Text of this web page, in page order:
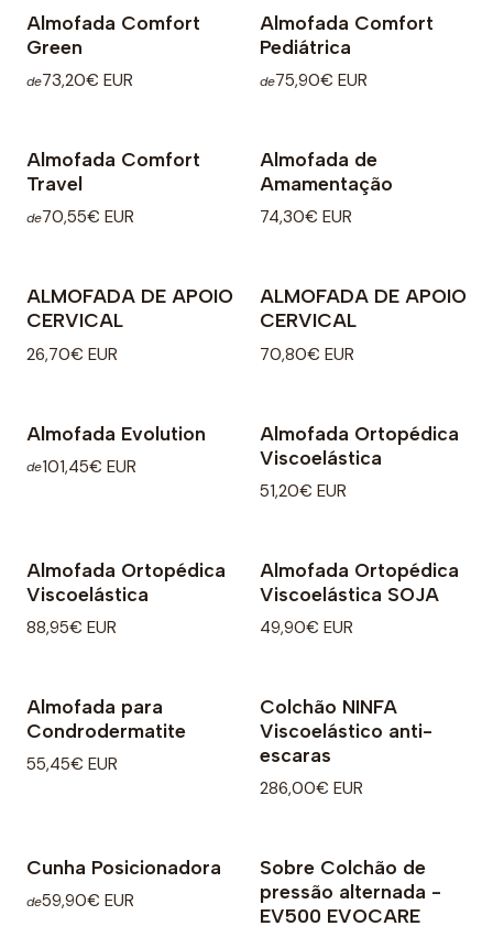
Almofada Comfort
Green
de73,20€ EUR
Almofada Comfort
Pediátrica
de75,90€ EUR
Almofada Comfort
Travel
de70,55€ EUR
Almofada de
Amamentação
74,30€ EUR
ALMOFADA DE APOIO
CERVICAL
26,70€ EUR
ALMOFADA DE APOIO
CERVICAL
70,80€ EUR
Almofada Evolution
de101,45€ EUR
Almofada Ortopédica
Viscoelástica
51,20€ EUR
Almofada Ortopédica
Viscoelástica
88,95€ EUR
Almofada Ortopédica
Viscoelástica SOJA
49,90€ EUR
Almofada para
Condrodermatite
55,45€ EUR
Colchão NINFA
Viscoelástico anti-
escaras
286,00€ EUR
Cunha Posicionadora
de59,90€ EUR
Sobre Colchão de
pressão alternada -
EV500 EVOCARE